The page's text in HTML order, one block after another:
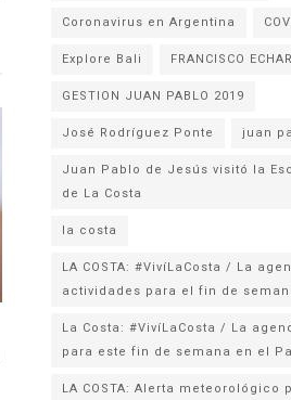
Coronavirus en Argentina
Explore Bali
FRANCISCO
GESTION JUAN PABLO 2019
José Rodríguez Ponte
juan
Juan Pablo de Jesús visitó la
la costa
LA COSTA: #VivíLaCosta / La
actividades para el fin de
La Costa: #VivíLaCosta / La
para este fin de semana en el
LA COSTA: Alerta meteorológico